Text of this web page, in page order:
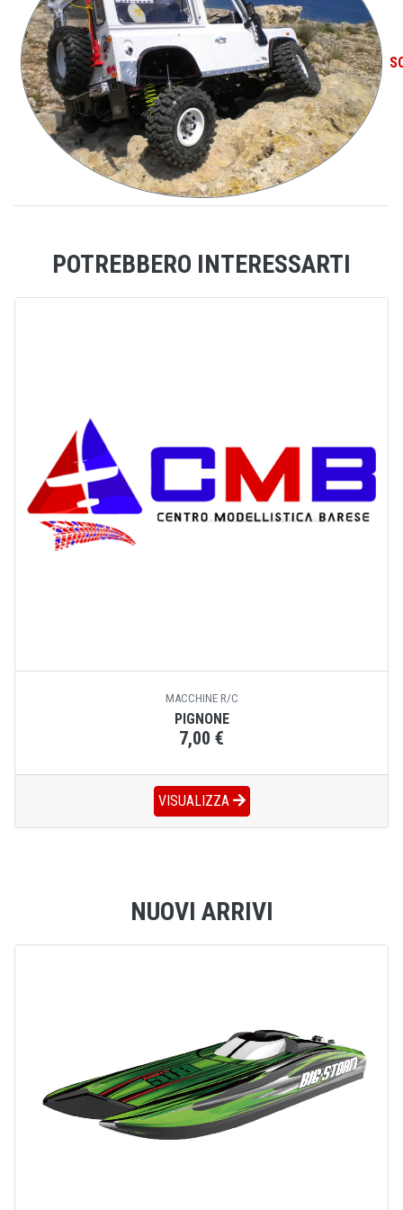
POTREBBERO INTERESSARTI
MACCHINE R/C
PIGNONE
7,00 €
VISUALIZZA
NUOVI ARRIVI